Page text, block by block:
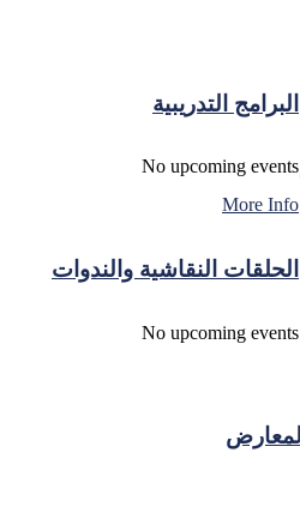
البرامج التدريبية
No upcoming events
More Info
الحلقات النقاشية والندوات
No upcoming events